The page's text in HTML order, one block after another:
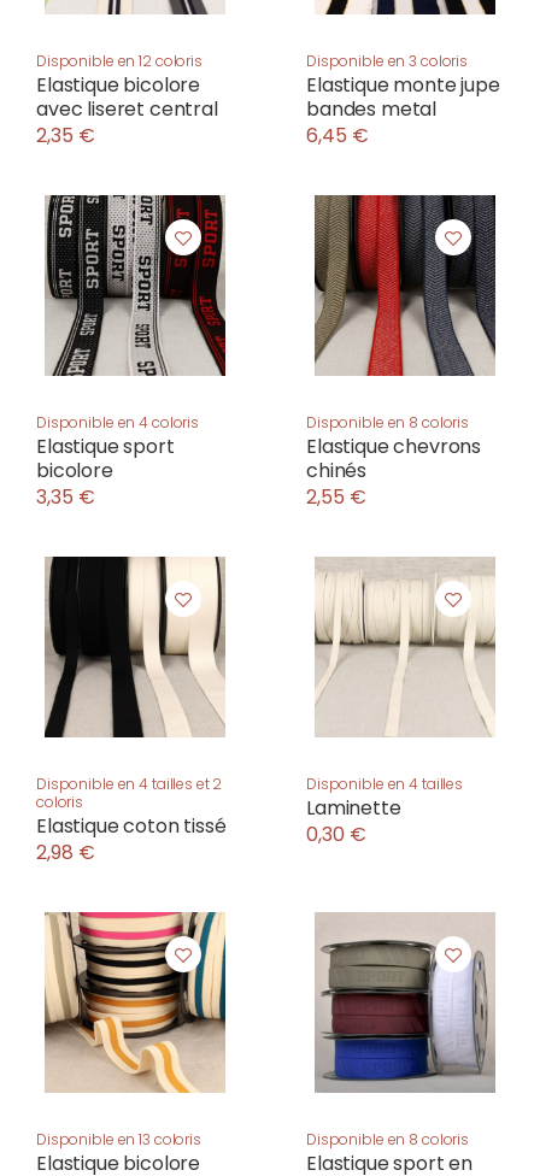
Disponible en 12 coloris
Elastique bicolore
avec liseret central
2,35 €
Disponible en 3 coloris
Elastique monte jupe
bandes metal
6,45 €
Disponible en 4 coloris
Elastique sport
bicolore
3,35 €
Disponible en 8 coloris
Elastique chevrons
chinés
2,55 €
Disponible en 4 tailles et 2
coloris
Elastique coton tissé
2,98 €
Disponible en 4 tailles
Laminette
0,30 €
Disponible en 13 coloris
Elastique bicolore
Disponible en 8 coloris
Elastique sport en